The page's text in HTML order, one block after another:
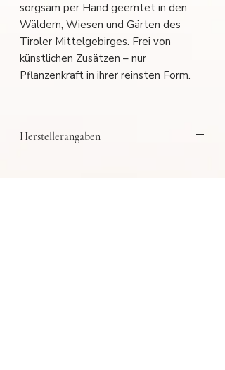
sorgsam per Hand geerntet in den
Wäldern, Wiesen und Gärten des
Tiroler Mittelgebirges. Frei von
künstlichen Zusätzen – nur
Pflanzenkraft in ihrer reinsten Form.
Herstellerangaben